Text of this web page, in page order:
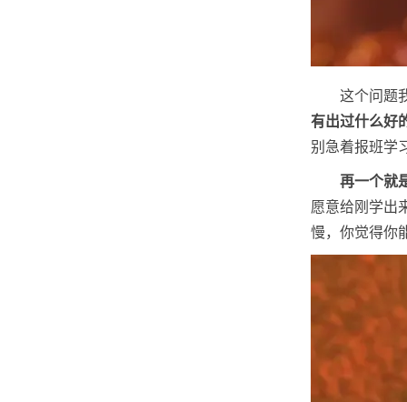
这个问题
有出过什么好
别急着报班学
再一个就
愿意给刚学出
慢，你觉得你